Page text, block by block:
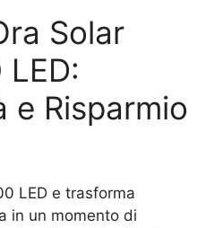
Solar
e Risparmio
LED e trasforma
in un momento di